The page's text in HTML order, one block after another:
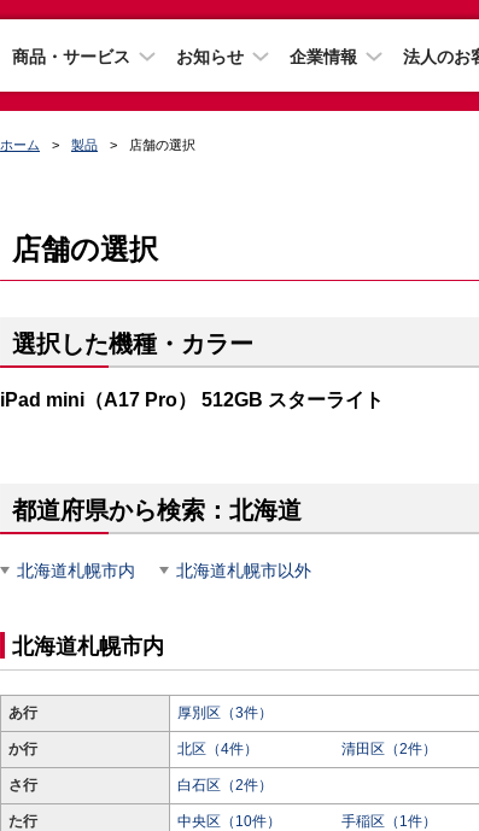
商品・サービス お知らせ 企業情報 法人のお
ホーム 製品 店舗の選択
店舗の選択
選択した機種・カラー
iPad mini（A17 Pro） 512GB スターライト
都道府県から検索：北海道
北海道札幌市内 北海道札幌市以外
北海道札幌市内
あ行 厚別区（3件）
か行 北区（4件） 清田区（2件）
さ行 白石区（2件）
た行 中央区（10件） 手稲区（1件）